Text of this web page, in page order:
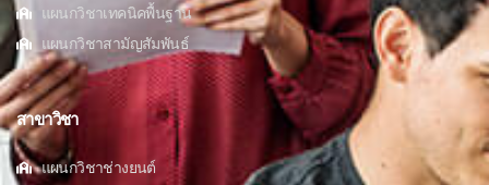
แผนกวิชาเทคนิคพื้นฐาน
แผนกวิชาสามัญสัมพันธ์
สาขาวิชา
แผนกวิชาช่างยนต์